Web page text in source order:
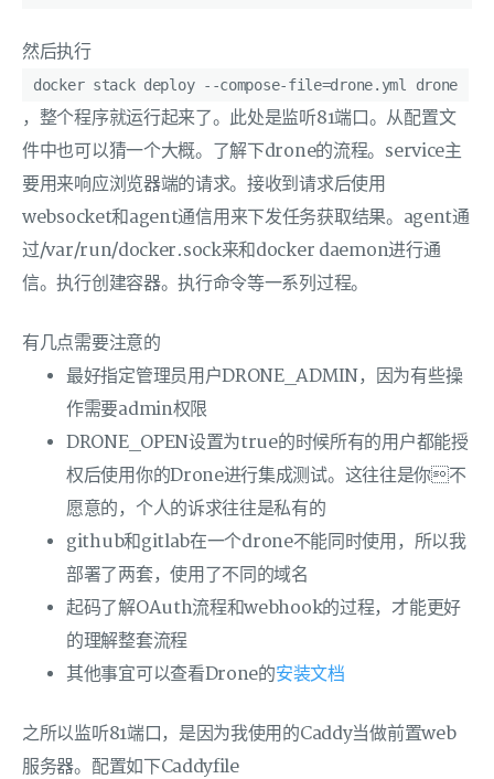
然后执行
docker stack deploy --compose-file=drone.yml drone
，整个程序就运行起来了。此处是监听81端口。从配置文
件中也可以猜一个大概。了解下drone的流程。service主
要用来响应浏览器端的请求。接收到请求后使用
websocket和agent通信用来下发任务获取结果。agent通
过/var/run/docker.sock来和docker daemon进行通
信。执行创建容器。执行命令等一系列过程。
有几点需要注意的
最好指定管理员用户DRONE_ADMIN，因为有些操
作需要admin权限
DRONE_OPEN设置为true的时候所有的用户都能授
权后使用你的Drone进行集成测试。这往往是你不
愿意的，个人的诉求往往是私有的
github和gitlab在一个drone不能同时使用，所以我
部署了两套，使用了不同的域名
起码了解OAuth流程和webhook的过程，才能更好
的理解整套流程
其他事宜可以查看Drone的安装文档
之所以监听81端口，是因为我使用的Caddy当做前置web
服务器。配置如下Caddyfile